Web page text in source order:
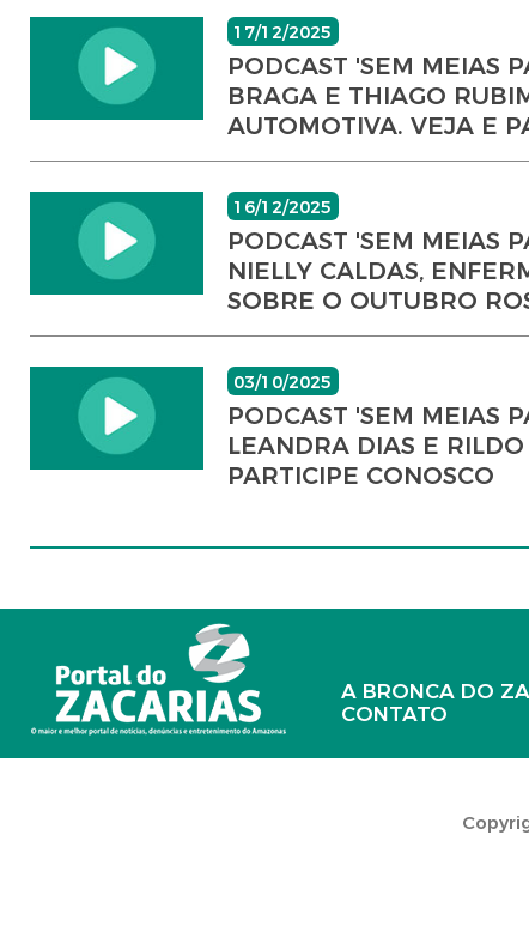
17/12/2025
PODCAST 'SEM MEIAS
BRAGA E THIAGO
AUTOMOTIVA. VEJA E
16/12/2025
PODCAST 'SEM MEIAS
NIELLY CALDAS,
SOBRE O OUTUBRO
03/10/2025
PODCAST 'SEM MEIAS
LEANDRA DIAS E
PARTICIPE CONOSCO
A BRONCA DO
CONTATO